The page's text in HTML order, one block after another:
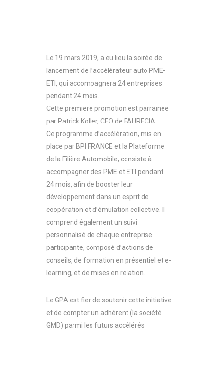
Le 19 mars 2019, a eu lieu la soirée de
lancement de l’accélérateur auto PME-
ETI, qui accompagnera 24 entreprises
pendant 24 mois.
Cette première promotion est parrainée
par Patrick Koller, CEO de FAURECIA.
Ce programme d’accélération, mis en
place par BPI FRANCE et la Plateforme
de la Filière Automobile, consiste à
accompagner des PME et ETI pendant
24 mois, afin de booster leur
développement dans un esprit de
coopération et d’émulation collective. Il
comprend également un suivi
personnalisé de chaque entreprise
participante, composé d’actions de
conseils, de formation en présentiel et e-
learning, et de mises en relation.
Le GPA est fier de soutenir cette initiative
et de compter un adhérent (la société
GMD) parmi les futurs accélérés.